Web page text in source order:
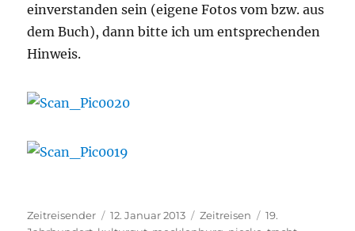
einverstanden sein (eigene Fotos vom bzw. aus
dem Buch), dann bitte ich um entsprechenden
Hinweis.
Autor
Zeitreisender
Veröffentlicht
12. Januar 2013 Kategorien
Zeitreisen Schlagwörter
19.